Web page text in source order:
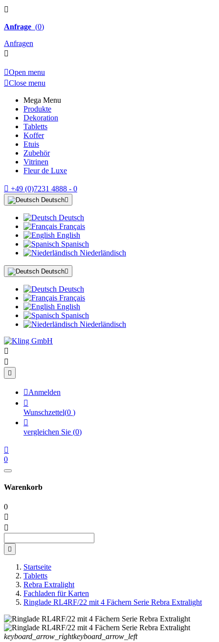

Anfrage (0)
Anfragen

Open menu
Close menu
Mega Menu
Produkte
Dekoration
Tabletts
Koffer
Etuis
Zubehör
Vitrinen
Fleur de Luxe
 +49 (0)7231 4888 - 0
Deutsch
Deutsch
Français
English
Spanisch
Niederländisch
Deutsch
Deutsch
Français
English
Spanisch
Niederländisch



Anmelden

Wunschzettel(0 )

vergleichen Sie (0)

0
Warenkorb
0



Startseite
Tabletts
Rebra Extralight
Fachladen für Karten
Ringlade RL4RF/22 mit 4 Fächern Serie Rebra Extralight
keyboard_arrow_rightkeyboard_arrow_left